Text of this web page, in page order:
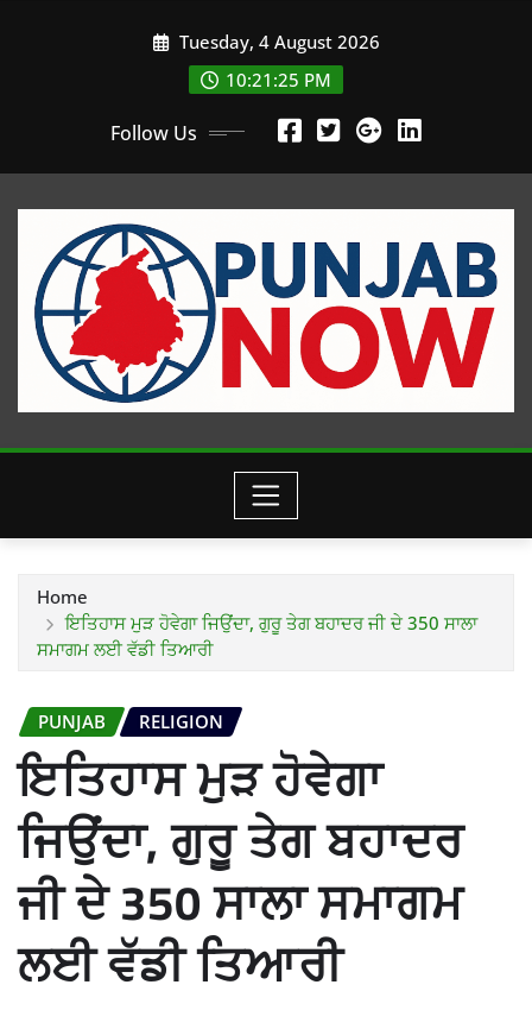
Tuesday, 4 August 2026
10:21:27 PM
Follow Us
Home
ਇਤਿਹਾਸ ਮੁੜ ਹੋਵੇਗਾ ਜਿਉਂਦਾ, ਗੁਰੂ ਤੇਗ ਬਹਾਦਰ ਜੀ ਦੇ 350 ਸਾਲਾ
ਸਮਾਗਮ ਲਈ ਵੱਡੀ ਤਿਆਰੀ
PUNJAB RELIGION
ਇਤਿਹਾਸ ਮੁੜ ਹੋਵੇਗਾ
ਜਿਉਂਦਾ, ਗੁਰੂ ਤੇਗ ਬਹਾਦਰ
ਜੀ ਦੇ 350 ਸਾਲਾ ਸਮਾਗਮ
ਲਈ ਵੱਡੀ ਤਿਆਰੀ